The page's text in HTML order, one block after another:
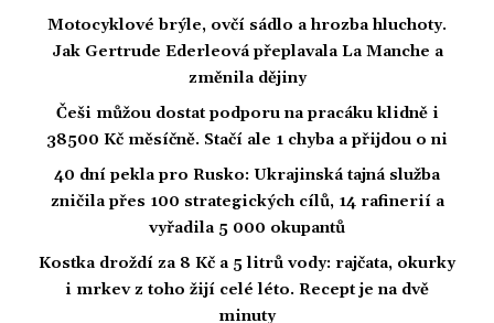
Motocyklové brýle, ovčí sádlo a hrozba hluchoty.
Jak Gertrude Ederleová přeplavala La Manche a
změnila dějiny
Češi můžou dostat podporu na pracáku klidně i
38500 Kč měsíčně. Stačí ale 1 chyba a přijdou o ni
40 dní pekla pro Rusko: Ukrajinská tajná služba
zničila přes 100 strategických cílů, 14 rafinerií a
vyřadila 5 000 okupantů
Kostka droždí za 8 Kč a 5 litrů vody: rajčata, okurky
i mrkev z toho žijí celé léto. Recept je na dvě
minuty